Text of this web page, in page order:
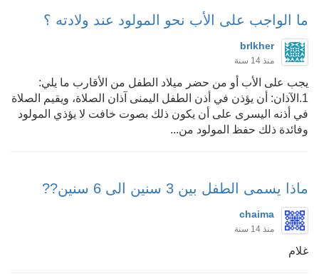
ما الواجب على الأب نحو المولود عند ولادته ؟
brlkher
منذ 14 سنة
يجب على الأب أو من حضر ميلاد الطفل من الأقارب ما يلي:
1.الآذان: أن يؤذن في أذن الطفل اليمنى آذان الصلاة، ويقيم الصلاة
في أذنه اليسرى على أن يكون ذلك بصوت خافت لا يؤذي المولود
وفائدة ذلك حفظ المولود من...
ماذا يسمى الطفل بين 3 سنين الى 6 سنين??
chaima
منذ 14 سنة
غلام